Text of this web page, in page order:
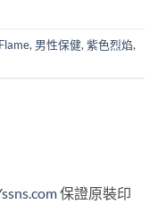
, 男性保健, 紫色烈焰,
保證原裝印